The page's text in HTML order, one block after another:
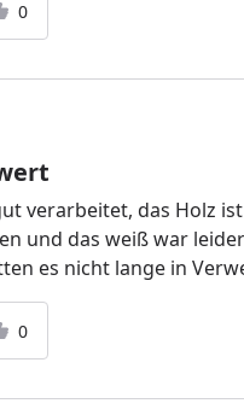
0
verarbeitet, das Holz
und das weiß war
es nicht lange in
0